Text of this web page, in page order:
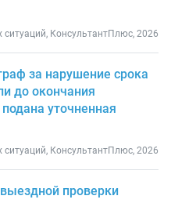
КонсультантПлюс, 2026
за нарушение срока
до окончания
уточненная
КонсультантПлюс, 2026
проверки